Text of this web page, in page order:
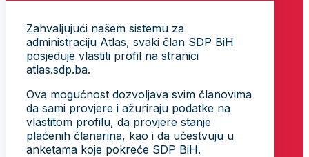
Zahvaljujući našem sistemu za
administraciju Atlas, svaki član SDP BiH
posjeduje vlastiti profil na stranici
atlas.sdp.ba.
Ova mogućnost dozvoljava svim članovima
da sami provjere i ažuriraju podatke na
vlastitom profilu, da provjere stanje
plaćenih članarina, kao i da učestvuju u
anketama koje pokreće SDP BiH.